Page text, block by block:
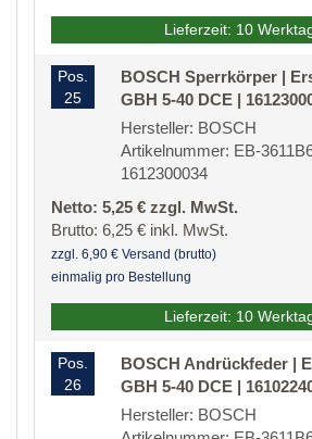
Lieferzeit: 10
Pos.
25
BOSCH Sperrkörper |
GBH 5-40 DCE |
Hersteller: BOSCH
Artikelnummer: EB-
1612300034
Netto: 5,25 € zzgl. MwSt.
Brutto: 6,25 € inkl. MwSt.
zzgl. 6,90 € Versand (brutto)
einmalig pro Bestellung
Lieferzeit: 10
Pos.
26
BOSCH Andrückfeder |
GBH 5-40 DCE |
Hersteller: BOSCH